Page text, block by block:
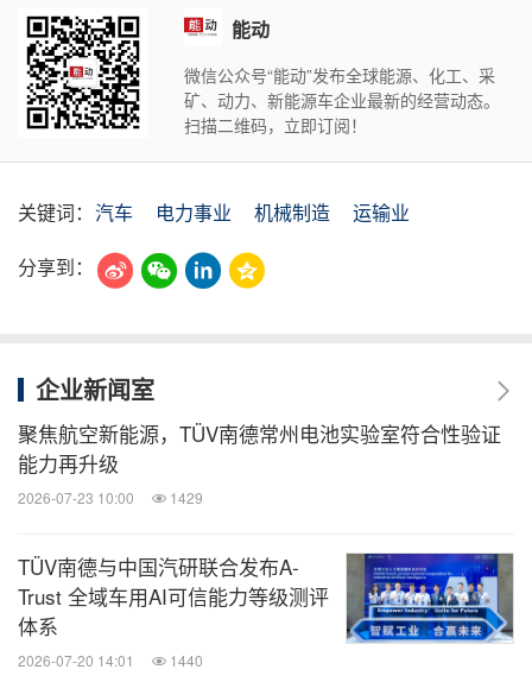
能动
微信公众号“能动”发布全球能源、化工、采
矿、动力、新能源车企业最新的经营动态。
扫描二维码，立即订阅！
关键词： 汽车 电力事业 机械制造
运输业
分享到：
企业新闻室
聚焦航空新能源，TÜV南德常州电池实验室符合性验证
能力再升级
2026-07-23 10:00 1429
TÜV南德与中国汽研联合发布A-
Trust 全域车用AI可信能力等级测评
体系
2026-07-20 14:01 1440